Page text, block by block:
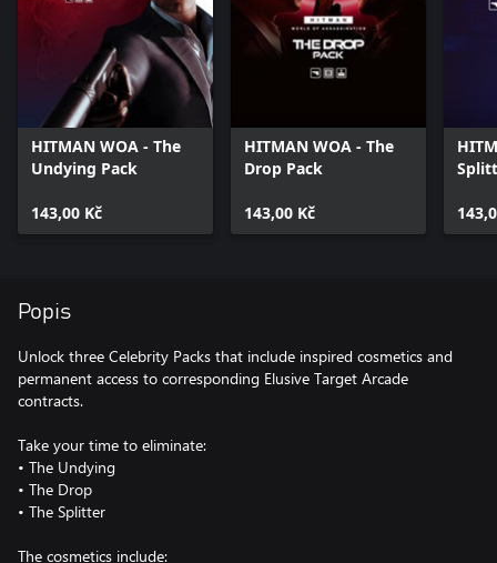
HITMAN WOA - The
Undying Pack
143,00 Kč
HITMAN WOA - The
Drop Pack
143,00 Kč
Popis
Unlock three Celebrity Packs that include inspired cosmetics and
permanent access to corresponding Elusive Target Arcade
contracts.
Take your time to eliminate:
• The Undying
• The Drop
• The Splitter
The cosmetics include: